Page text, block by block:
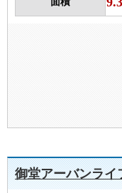
御堂アーバンラ